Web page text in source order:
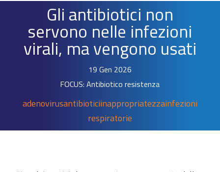
Gli antibiotici non
servono nelle infezioni
virali, ma vengono usati
19 Gen 2026
FOCUS: Antibiotico resistenza
adenovirusantibioticiinappropriatezzainfezioni
respiratorie